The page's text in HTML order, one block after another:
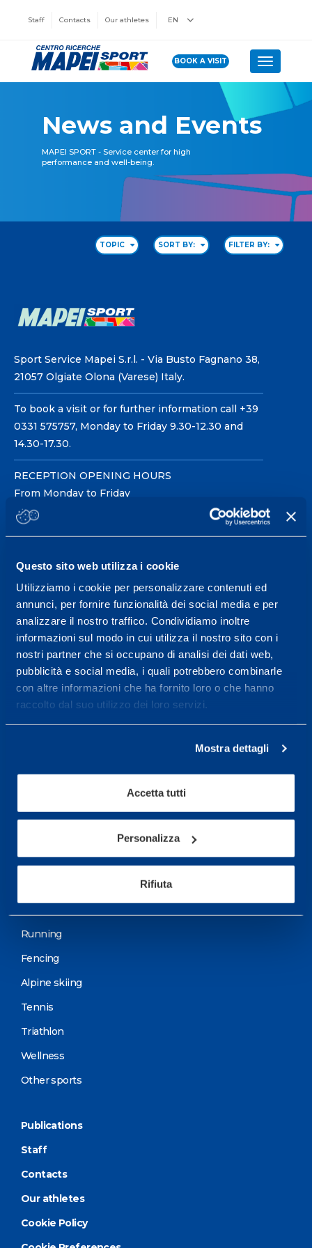
Questo sito web utilizza i cookie
Utilizziamo i cookie per personalizzare contenuti ed
annunci, per fornire funzionalità dei social media e per
analizzare il nostro traffico. Condividiamo inoltre
informazioni sul modo in cui utilizza il nostro sito con i
nostri partner che si occupano di analisi dei dati web,
pubblicità e social media, i quali potrebbero combinarle
con altre informazioni che ha fornito loro o che hanno
raccolto dal suo utilizzo dei loro servizi.
Mostra dettagli
Accetta tutti
Personalizza
Rifiuta
Staff Contacts Our athletes EN
BOOK A VISIT Toggle
News and Events
MAPEI SPORT - Service center for high
performance and well-being.
TOPIC SORT BY: FILTER BY:
Sport Service Mapei S.r.l. - Via Busto Fagnano 38,
21057 Olgiate Olona (Varese) Italy.
To book a visit or for further information call +39
0331 575757, Monday to Friday 9.30-12.30 and
14.30-17.30.
RECEPTION OPENING HOURS
From Monday to Friday
08.30 - 18.30
Service center for high
performance and well-
being.
More informations
Services
Sport
Cycling and MTB
Running
Fencing
Alpine skiing
Tennis
Triathlon
Wellness
Other sports
Publications
Staff
Contacts
Our athletes
Cookie Policy